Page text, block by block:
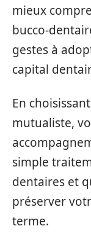
mieux
bucco-
gestes à
capital
En
mutualiste,
simple
dentaires et
préserver
terme.